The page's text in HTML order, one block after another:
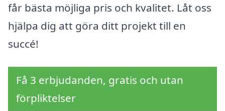
får bästa möjliga pris och kvalitet. Låt oss
hjälpa dig att göra ditt projekt till en
succé!
Få 3 erbjudanden, gratis och utan
förpliktelser